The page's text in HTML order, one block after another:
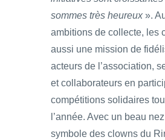
sommes très heureux ».
ambitions de collecte, les
aussi une mission de
acteurs de l’association,
et collaborateurs en
compétitions solidaires
l’année. Avec un beau
symbole des clowns du